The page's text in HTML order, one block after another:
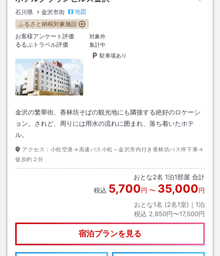
石川県 金沢市街
地図
ふるさと納税対象施設
お客様アンケート評価
対象外
るるぶトラベル評価
集計中
駐車場あり
金沢の繁華街、香林坊そばの観光地にも隣接する絶好のロケーシ
ョン。されど、周りには用水の流れに囲まれ、落ち着いたホテ
ル。
アクセス： 小松空港→高速バス小松～金沢市内行き香林坊バス停下車→
徒歩約２分
おとな2名 1泊1部屋 合計
税込 5,700円 〜 35,000円
おとな1名 (2名1室)｜ 1泊
税込 2,850円〜17,500円
宿泊プランを見る